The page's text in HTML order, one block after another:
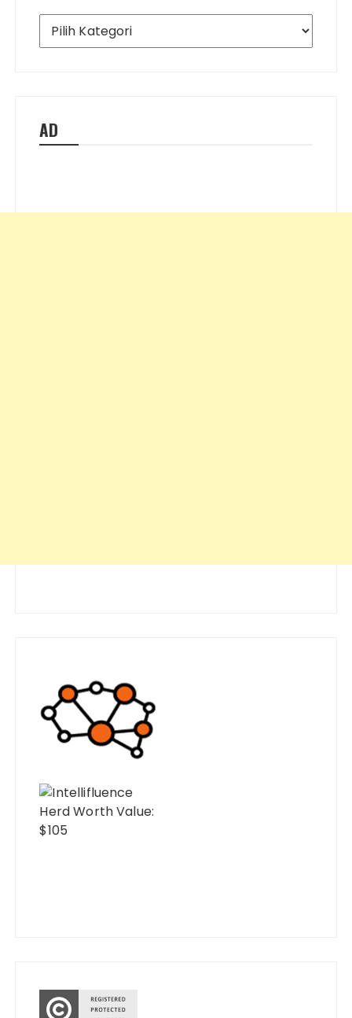
Ada
Apa
AD